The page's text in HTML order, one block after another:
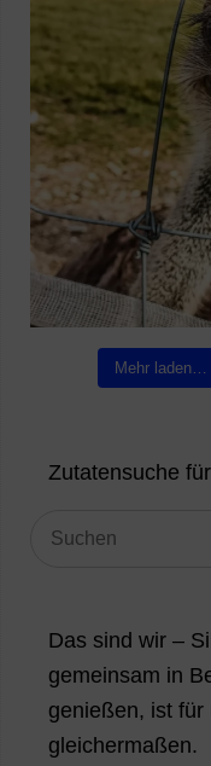
Mehr laden…
Zutatensuche
Das sind wir –
gemeinsam in
genießen, ist für
gleichermaßen.